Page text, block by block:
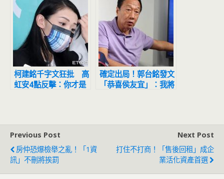
柯建銘千字文狂批 高
虹安4點反擊：你才是
確定出局！郭台銘發文
「恭喜侯友宜」：我將
Previous Post
房仲恐爆檢舉之亂！「1資
訊」不刪將挨罰
Next Post
打住不打商！「售後回租」成企
業活化資產首選